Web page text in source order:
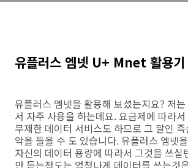
유플러스 엠넷 U+ Mnet 활용기
유플러스 엠넷을 활용해 보셨는지요? 저
서 자주 사용을 하는데요. 요금제에 따라
무제한 데이터 서비스도 하므로 그 말인
악을 들을 수 도 있습니다. 유플러스 엠넷
자신의 데이터 용량에 따라서 그것을 쓰실
만 듣는정도는 엄청나게 데이터를 쓰는것